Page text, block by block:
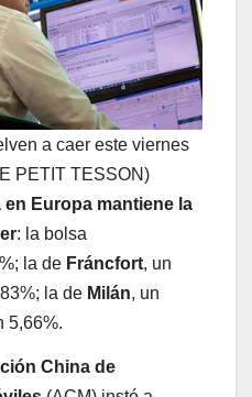
a caer este viernes
PETIT TESSON)
en Europa mantiene la
: la bolsa
la de Fráncfort, un
la de Milán, un
5,66%.
China de